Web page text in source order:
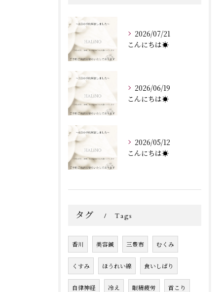
2026/07/21
こんにちは☀️
2026/06/19
こんにちは☀️
2026/05/12
こんにちは☀️
タグ Tags
香川 美容鍼 三豊市 むくみ
くすみ ほうれい線 食いしばり
自律神経 冷え 眼精疲労 首こり